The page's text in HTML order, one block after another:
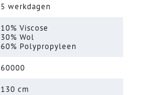
5 werkdagen
10% Viscose
30% Wol
60% Polypropyleen
60000
130 cm